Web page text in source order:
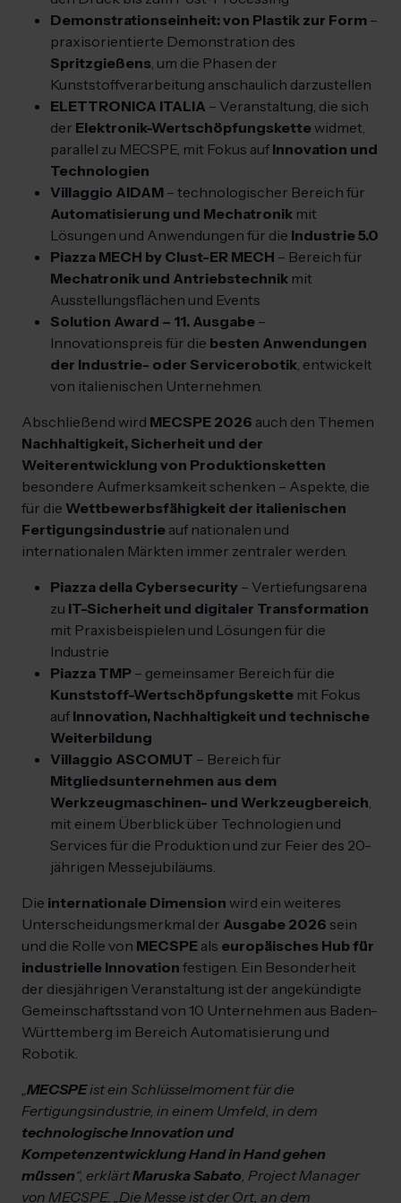
Demonstrationseinheit: von Plastik zur Form –
praxisorientierte Demonstration des
Spritzgießens , um die Phasen der
Kunststoffverarbeitung anschaulich darzustellen
ELETTRONICA ITALIA – Veranstaltung, die sich
der Elektronik-Wertschöpfungskettewidmet,
parallel zu MECSPE, mit Fokus auf Innovation und
Technologien
Villaggio AIDAM – technologischer Bereich für
Automatisierung und Mechatronik mit
Lösungen und Anwendungen für die Industrie 5.0
Piazza MECH by Clust-ER MECH – Bereich für
Mechatronik und Antriebstechnik mit
Ausstellungsflächen und Events
Solution Award – 11. Ausgabe –
Innovationspreis für die besten Anwendungen
der Industrie- oder Servicerobotik , entwickelt
von italienischen Unternehmen.
Abschließend wird MECSPE 2026 auch den Themen
Nachhaltigkeit, Sicherheit und der
Weiterentwicklung von Produktionsketten
besondere Aufmerksamkeit schenken – Aspekte, die
für die Wettbewerbsfähigkeit der italienischen
Fertigungsindustrie auf nationalen und
internationalen Märkten immer zentraler werden.
Piazza della Cybersecurity – Vertiefungsarena
zu IT-Sicherheit und digitaler Transformation
mit Praxisbeispielen und Lösungen für die
Industrie
Piazza TMP – gemeinsamer Bereich für die
Kunststoff-Wertschöpfungskette mit Fokus
auf Innovation, Nachhaltigkeit und technische
Weiterbildung
Villaggio ASCOMUT – Bereich für
Mitgliedsunternehmen aus dem
Werkzeugmaschinen- und Werkzeugbereich
mit einem Überblick über Technologien und
Services für die Produktion und zur Feier des 20-
jährigen Messejubiläums.
Die internationale Dimension wird ein weiteres
Unterscheidungsmerkmal der Ausgabe 2026 sein
und die Rolle von MECSPE als europäisches Hub für
industrielle Innovation festigen. Ein Besonderheit
der diesjährigen Veranstaltung ist der angekündigte
Gemeinschaftsstand von 10 Unternehmen aus Baden-
Württemberg im Bereich Automatisierung und
Robotik.
MECSPEist ein Schlüsselmoment für die
Fertigungsindustrie, in einem Umfeld, in dem
technologische Innovation und
Kompetenzentwicklung Hand in Hand gehen
müssen“, erklärtMaruska Sabato , Project Manager
von MECSPE. „Die Messe ist der Ort, an dem